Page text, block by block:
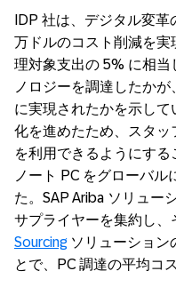
IDP 社は、デジタル変
万ドルのコスト削減を
理対象支出の 5% に相当
ノロジーを調達したか
に実現されたかを示し
化を進めたため、スタ
を利用できるようにす
ノート PC をグローバ
た。SAP Ariba ソリュー
サプライヤーを集約し、
Sourcingソリューション
とで、PC 調達の平均コ